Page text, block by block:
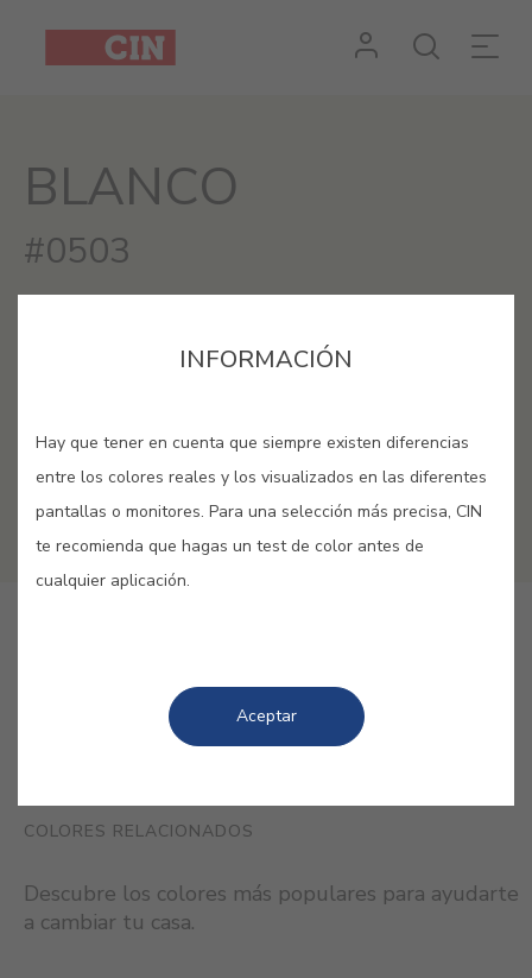
BLANCO
#0503
COLORES RELACIONADOS
Descubre los colores más populares para ayudarte
a cambiar tu casa.
INFORMACIÓN
Hay que tener en cuenta que siempre existen diferencias
entre los colores reales y los visualizados en las diferentes
pantallas o monitores. Para una selección más precisa, CIN
te recomienda que hagas un test de color antes de
cualquier aplicación.
Aceptar